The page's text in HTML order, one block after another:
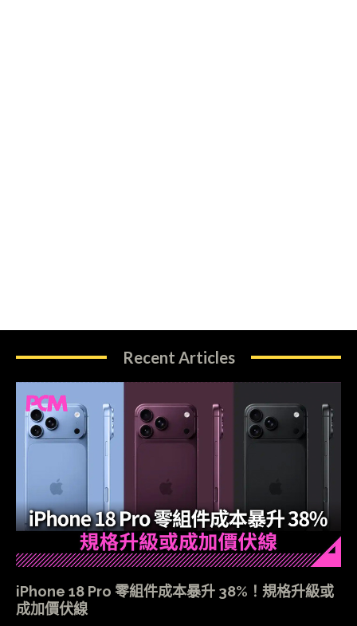
Recent Articles
iPhone 18 Pro 零組件成本暴升 38%！規格升級或
成加價伏線